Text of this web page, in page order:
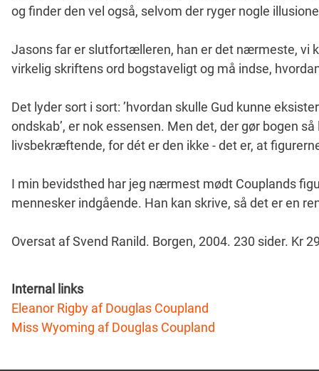
og finder den vel også, selvom der ryger nogle
Jasons far er slutfortælleren, han er det nærmeste, vi
virkelig skriftens ord bogstaveligt og må indse,
Det lyder sort i sort: ’hvordan skulle Gud kunne
ondskab’, er nok essensen. Men det, der gør bogen
livsbekræftende, for dét er den ikke - det er, at
I min bevidsthed har jeg nærmest mødt Couplands
mennesker indgående. Han kan skrive, så det er en
Oversat af Svend Ranild. Borgen, 2004. 230 sider. Kr
Internal links
Eleanor Rigby af Douglas Coupland
Miss Wyoming af Douglas Coupland